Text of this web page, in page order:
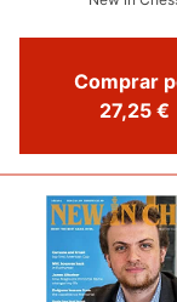
Comprar
27,25 €